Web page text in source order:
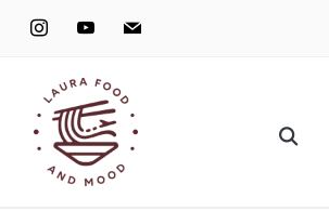
instagramyoutube mail